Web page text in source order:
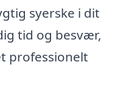
syerske i dit
tid og besvær,
professionelt